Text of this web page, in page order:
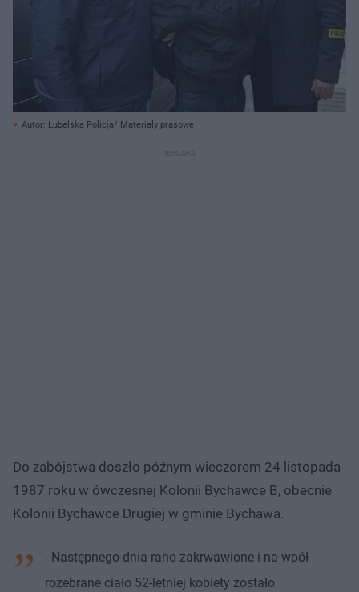
Autor: Lubelska Policja/ Materiały prasowe
Do zabójstwa doszło późnym wieczorem 24 listopada
1987 roku w ówczesnej Kolonii Bychawce B, obecnie
Kolonii Bychawce Drugiej w gminie Bychawa.
- Następnego dnia rano zakrwawione i na wpół
rozebrane ciało 52-letniej kobiety zostało